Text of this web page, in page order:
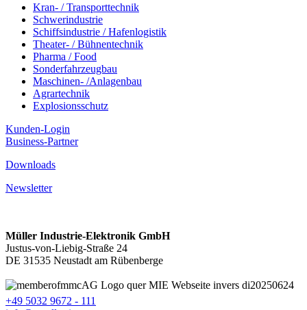
Kran- / Transporttechnik
Schwerindustrie
Schiffsindustrie / Hafenlogistik
Theater- / Bühnentechnik
Pharma / Food
Sonderfahrzeugbau
Maschinen- /Anlagenbau
Agrartechnik
Explosionsschutz
Kunden-Login
Business-Partner
Downloads
Newsletter
Müller Industrie-Elektronik GmbH
Justus-von-Liebig-Straße 24
DE 31535 Neustadt am Rübenberge
+49 5032 9672 - 111